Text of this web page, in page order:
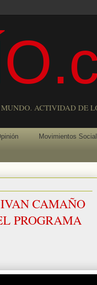
ACTIVIDAD DE
Movimientos
CAMAÑO
PROGRAMA